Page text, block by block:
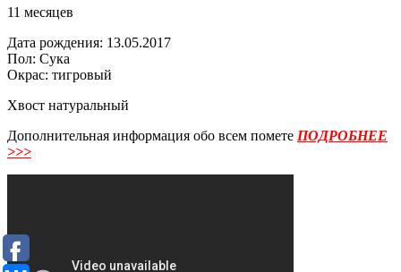
11 месяцев
Дата рождения: 13.05.2017
Пол: Сука
Окрас: тигровый
Хвост натуральный
Дополнительная информация обо всем помете ПОДРОБНЕЕ
>>>